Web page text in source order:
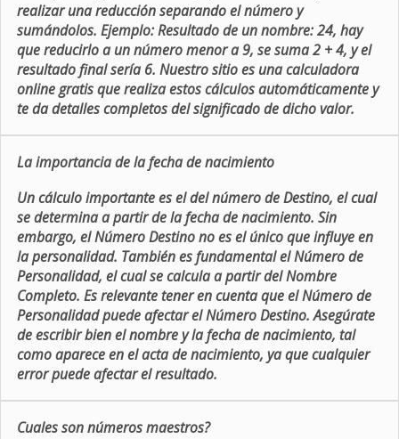
realizar una reducción separando el número y
sumándolos. Ejemplo: Resultado de un nombre: 24, hay
que reducirlo a un número menor a 9, se suma 2 + 4, y el
resultado final sería 6. Nuestro sitio es una calculadora
online gratis que realiza estos cálculos automáticamente y
te da detalles completos del significado de dicho valor.
La importancia de la fecha de nacimiento
Un cálculo importante es el del número de Destino, el cual
se determina a partir de la fecha de nacimiento. Sin
embargo, el Número Destino no es el único que influye en
la personalidad. También es fundamental el Número de
Personalidad, el cual se calcula a partir del Nombre
Completo. Es relevante tener en cuenta que el Número de
Personalidad puede afectar el Número Destino. Asegúrate
de escribir bien el nombre y la fecha de nacimiento, tal
como aparece en el acta de nacimiento, ya que cualquier
error puede afectar el resultado.
Cuales son números maestros?